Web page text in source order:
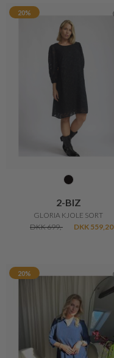
20%
2-BIZ
GLORIA KJOLE SORT
DKK 699,-
DKK 559,20
20%